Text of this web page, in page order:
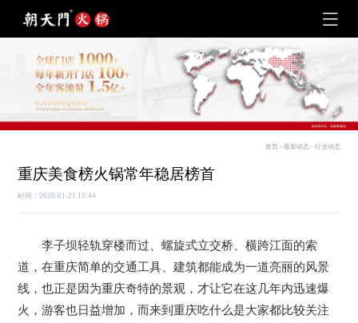
首页 >最新动态> 行业动态
重庆美食榜火锅常年稳居榜首
时间：2020-01-21 15:44
李子坝轻轨穿楼而过、螺旋式立交桥、横跨江面的索
道，在重庆简单的交通工具、建筑都能成为一道亮丽的风景
线，也正是因为重庆奇特的景观，才让它在这几年内迅速爆
火，游客也日益增加，而来到重庆吃什么是大家都比较关注